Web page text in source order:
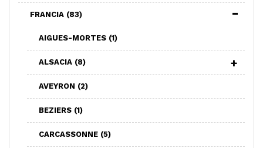
FRANCIA (83)
AIGUES-MORTES (1)
ALSACIA (8)
AVEYRON (2)
BEZIERS (1)
CARCASSONNE (5)